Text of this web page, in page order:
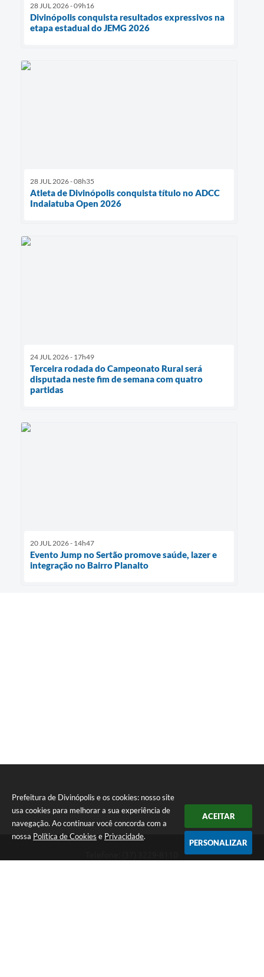
Prefeitura de Divinópolis e os cookies: nosso site
usa cookies para melhorar a sua experiência de
navegação. Ao continuar você concorda com a
nossa Política de Cookies e Privacidade.
ACEITAR
PERSONALIZAR
28 JUL 2026 - 09h16
Divinópolis conquista resultados expressivos na
etapa estadual do JEMG 2026
28 JUL 2026 - 08h35
Atleta de Divinópolis conquista título no ADCC
Indaiatuba Open 2026
24 JUL 2026 - 17h49
Terceira rodada do Campeonato Rural será
disputada neste fim de semana com quatro
partidas
20 JUL 2026 - 14h47
Evento Jump no Sertão promove saúde, lazer e
integração no Bairro Planalto